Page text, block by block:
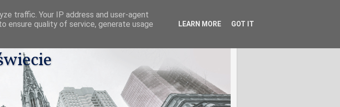
traffic. Your IP address and user-agent
ensure quality of service, generate usage
LEARN MORE GOT IT